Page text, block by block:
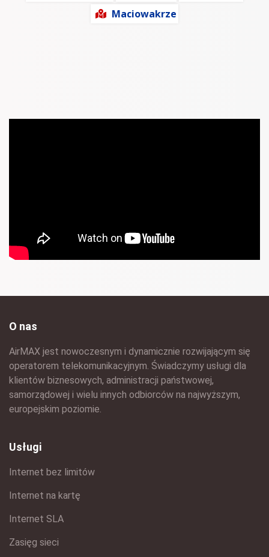
Maciowakrze
O nas
AirMAX jest nowoczesnym i dynamicznie rozwijającym się
operatorem telekomunikacyjnym. Świadczymy usługi dla
klientów biznesowych, administracji państwowej,
samorządowej i wielu innych odbiorców na najwyższym,
europejskim poziomie.
Usługi
Internet bez limitów
Internet na kartę
Internet SLA
Zasięg sieci